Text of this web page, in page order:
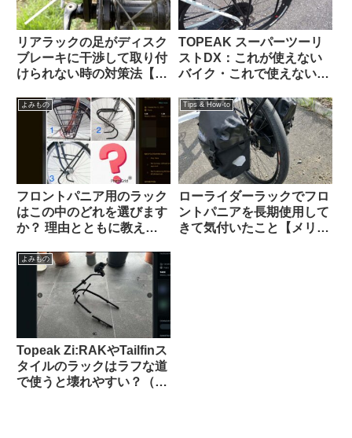
リアラックの足がディスク
ブレーキに干渉して取り付
けられない時の対策法【大
TOPEAK スーパーツーリ
ストDX：これが使えない
バイク・これで使えないバ
思えるほど万能なリアラッ
クの優等生
よみもの
フロントパニア用のラック
はこの中のどれを選びます
か？ 理由とともに教えて
ら）
Tips & How-to
ローライダーラックでフロ
ントパニアを長期使用して
きて気付いたこと【メリッ
よみもの
Topeak Zi:RAKやTailfinス
タイルのラックはラフな道
で使うと壊れやすい？（海